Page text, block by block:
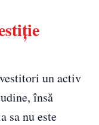
un activ
însă
sa nu este